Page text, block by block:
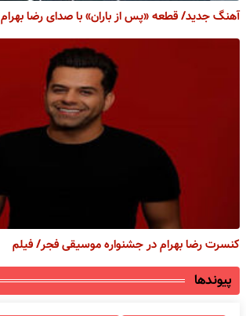
آهنگ جدید/ قطعه «پس از باران» با صدای رضا بهرام
کنسرت رضا بهرام در جشنواره موسیقی فجر/ فیلم
پیوندها